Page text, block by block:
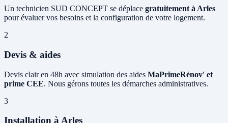
Un technicien SUD CONCEPT se déplace gratuitement à Arles
pour évaluer vos besoins et la configuration de votre logement.
2
Devis & aides
Devis clair en 48h avec simulation des aides MaPrimeRénov' et
prime CEE. Nous gérons toutes les démarches administratives.
3
Installation à Arles